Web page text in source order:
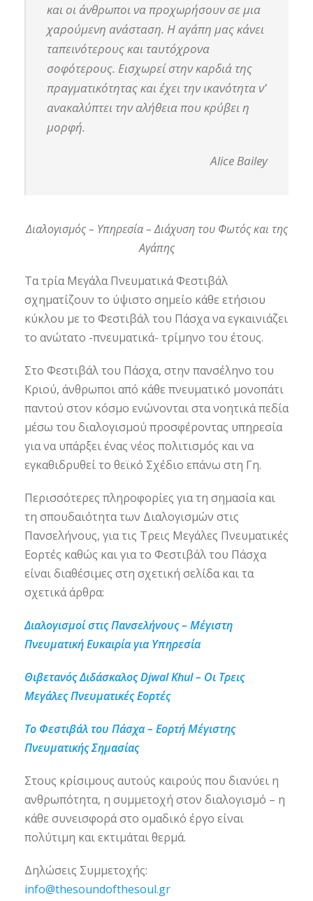
και οι άνθρωποι να προχωρήσουν σε μια
χαρούμενη ανάσταση. Η αγάπη μας κάνει
ταπεινότερους και ταυτόχρονα
σοφότερους. Εισχωρεί στην καρδιά της
πραγματικότητας και έχει την ικανότητα ν’
ανακαλύπτει την αλήθεια που κρύβει η
μορφή.
Alice Bailey
Διαλογισμός – Υπηρεσία – Διάχυση του Φωτός και της
Αγάπης
Τα τρία Μεγάλα Πνευματικά Φεστιβάλ
σχηματίζουν το ύψιστο σημείο κάθε ετήσιου
κύκλου με το Φεστιβάλ του Πάσχα να εγκαινιάζει
το ανώτατο -πνευματικά- τρίμηνο του έτους.
Στο Φεστιβάλ του Πάσχα, στην πανσέληνο του
Κριού, άνθρωποι από κάθε πνευματικό μονοπάτι
παντού στον κόσμο ενώνονται στα νοητικά πεδία
μέσω του διαλογισμού προσφέροντας υπηρεσία
για να υπάρξει ένας νέος πολιτισμός και να
εγκαθιδρυθεί το θεϊκό Σχέδιο επάνω στη Γη.
Περισσότερες πληροφορίες για τη σημασία και
τη σπουδαιότητα των Διαλογισμών στις
Πανσελήνους, για τις Τρεις Μεγάλες Πνευματικές
Εορτές καθώς και για το Φεστιβάλ του Πάσχα
είναι διαθέσιμες στη σχετική σελίδα και τα
σχετικά άρθρα:
Διαλογισμοί στις Πανσελήνους – Μέγιστη
Πνευματική Ευκαιρία για Υπηρεσία
Θιβετανός Διδάσκαλος Djwal Khul – Οι Τρεις
Μεγάλες Πνευματικές Εορτές
Το Φεστιβάλ του Πάσχα – Εορτή Μέγιστης
Πνευματικής Σημασίας
Στους κρίσιμους αυτούς καιρούς που διανύει η
ανθρωπότητα, η συμμετοχή στον διαλογισμό – η
κάθε συνεισφορά στο ομαδικό έργο είναι
πολύτιμη και εκτιμάται θερμά.
Δηλώσεις Συμμετοχής:
info@thesoundofthesoul.gr